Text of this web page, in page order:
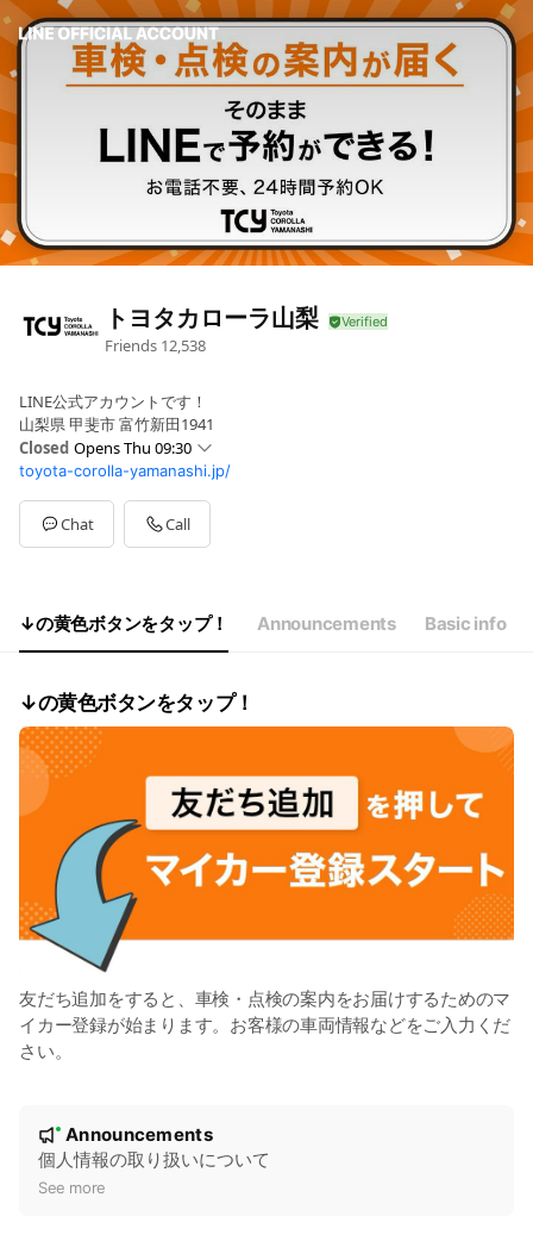
トヨタカローラ山梨
Friends 12,538
LINE公式アカウントです！
山梨県 甲斐市 富竹新田1941
Closed Opens Thu 09:30
Sun09:30 - 17:45
MonClosed
Tue09:30 - 17:45
Wed09:30 - 17:45
09:30 - 17:45
toyota-corolla-yamanashi.jp/
Chat Call
↓の黄色ボタンをタップ！ Announcements Basic info
↓の黄色ボタンをタップ！
友だち追加をすると、車検・点検の案内をお届けするためのマ
イカー登録が始まります。お客様の車両情報などをご入力くだ
さい。
New
Announcements
個人情報の取り扱いについて
See more